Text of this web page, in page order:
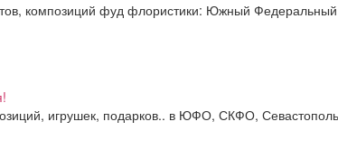
композиций фуд флористики: Южный
игрушек, подарков.. в ЮФО, СКФО,